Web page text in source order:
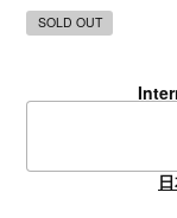
SOLD OUT